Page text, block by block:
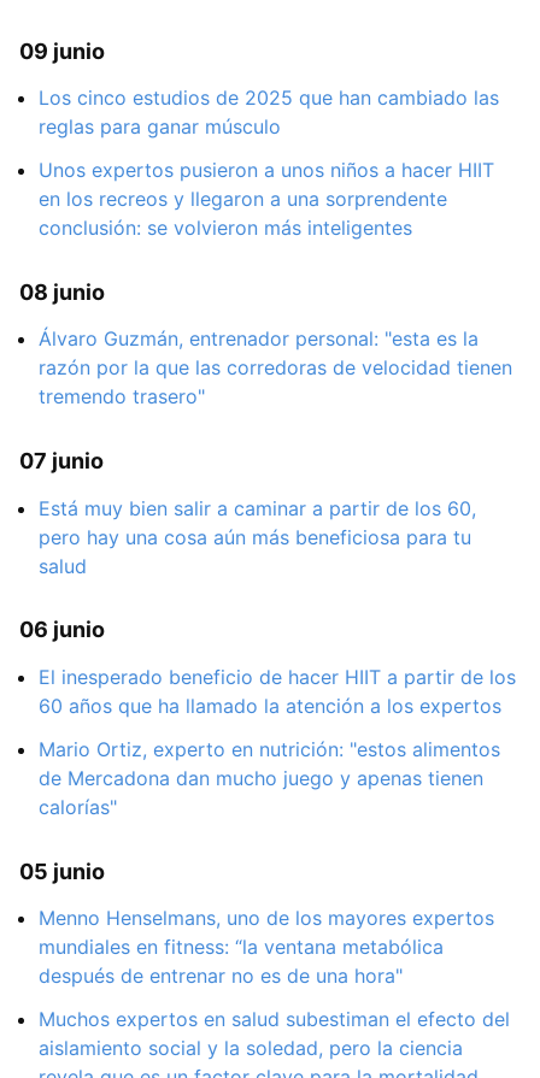
09 junio
Los cinco estudios de 2025 que han cambiado las
reglas para ganar músculo
Unos expertos pusieron a unos niños a hacer HIIT
en los recreos y llegaron a una sorprendente
conclusión: se volvieron más inteligentes
08 junio
Álvaro Guzmán, entrenador personal: "esta es la
razón por la que las corredoras de velocidad tienen
tremendo trasero"
07 junio
Está muy bien salir a caminar a partir de los 60,
pero hay una cosa aún más beneficiosa para tu
salud
06 junio
El inesperado beneficio de hacer HIIT a partir de los
60 años que ha llamado la atención a los expertos
Mario Ortiz, experto en nutrición: "estos alimentos
de Mercadona dan mucho juego y apenas tienen
calorías"
05 junio
Menno Henselmans, uno de los mayores expertos
mundiales en fitness: “la ventana metabólica
después de entrenar no es de una hora"
Muchos expertos en salud subestiman el efecto del
aislamiento social y la soledad, pero la ciencia